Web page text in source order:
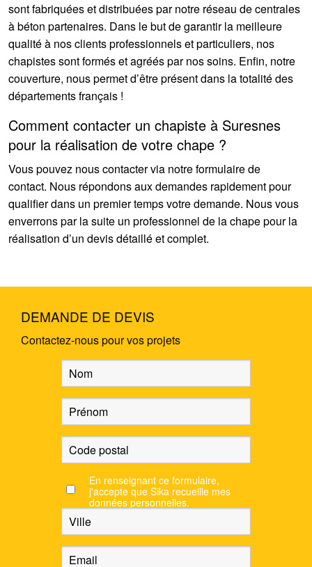
sont fabriquées et distribuées par notre réseau de centrales
à béton partenaires. Dans le but de garantir la meilleure
qualité à nos clients professionnels et particuliers, nos
chapistes sont formés et agréés par nos soins. Enfin, notre
couverture, nous permet d’être présent dans la totalité des
départements français !
Comment contacter un chapiste à Suresnes
pour la réalisation de votre chape ?
Vous pouvez nous contacter via notre formulaire de
contact. Nous répondons aux demandes rapidement pour
qualifier dans un premier temps votre demande. Nous vous
enverrons par la suite un professionnel de la chape pour la
réalisation d’un devis détaillé et complet.
DEMANDE DE DEVIS
Contactez-nous pour vos projets
En renseignant ce formulaire,
j'accepte que Sika recueille mes
données personnelles.